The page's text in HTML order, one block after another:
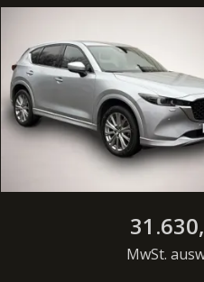
2.2 Skyactiv-D
MwSt.